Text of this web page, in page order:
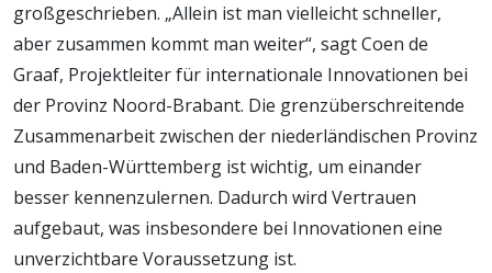
großgeschrieben. „Allein ist man vielleicht schneller,
aber zusammen kommt man weiter“, sagt Coen de
Graaf, Projektleiter für internationale Innovationen bei
der Provinz Noord-Brabant. Die grenzüberschreitende
Zusammenarbeit zwischen der niederländischen Provinz
und Baden-Württemberg ist wichtig, um einander
besser kennenzulernen. Dadurch wird Vertrauen
aufgebaut, was insbesondere bei Innovationen eine
unverzichtbare Voraussetzung ist.